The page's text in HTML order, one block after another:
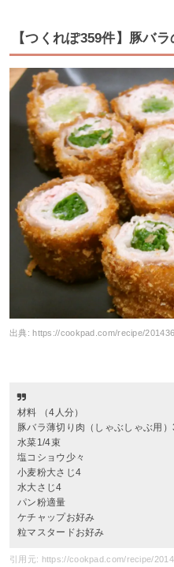
【つくれぽ359件】豚バ
出典: https://cookpad.com/recipe/
材料 （4人分）
豚バラ薄切り肉（しゃぶしゃぶ用）
水菜1/4束
塩コショウ少々
小麦粉大さじ4
水大さじ4
パン粉適量
ケチャップお好み
粒マスタードお好み
引用元: https://cookpad.com/recipe/